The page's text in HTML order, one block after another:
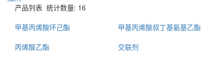
产品列表 统计数量: 16
甲基丙烯酸环己酯
甲基丙烯酸叔丁基氨基乙酯
丙烯酸乙酯
交联剂